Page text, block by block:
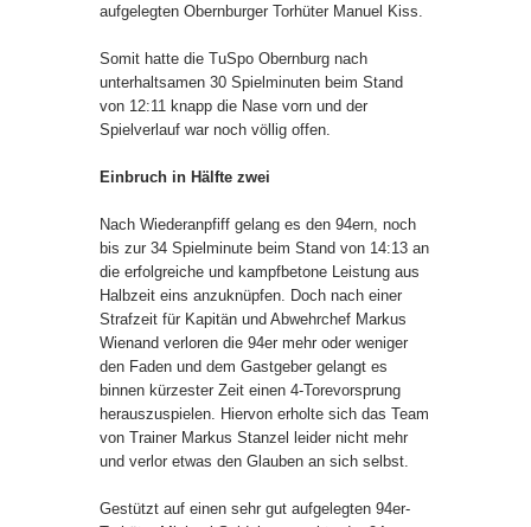
aufgelegten Obernburger Torhüter Manuel Kiss.
Somit hatte die TuSpo Obernburg nach
unterhaltsamen 30 Spielminuten beim Stand
von 12:11 knapp die Nase vorn und der
Spielverlauf war noch völlig offen.
Einbruch in Hälfte zwei
Nach Wiederanpfiff gelang es den 94ern, noch
bis zur 34 Spielminute beim Stand von 14:13 an
die erfolgreiche und kampfbetone Leistung aus
Halbzeit eins anzuknüpfen. Doch nach einer
Strafzeit für Kapitän und Abwehrchef Markus
Wienand verloren die 94er mehr oder weniger
den Faden und dem Gastgeber gelangt es
binnen kürzester Zeit einen 4-Torevorsprung
herauszuspielen. Hiervon erholte sich das Team
von Trainer Markus Stanzel leider nicht mehr
und verlor etwas den Glauben an sich selbst.
Gestützt auf einen sehr gut aufgelegten 94er-